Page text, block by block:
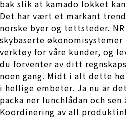
bak slik at kamado lokket
Det har vært et markant
norske byer og tettsteder.
skybaserte økonomisystemer
verktøy for våre kunder, og
du forventer av ditt
noen gang. Midt i alt dette
i hellige embeter. Ja nu är
packa ner lunchlådan och
Koordinering av all